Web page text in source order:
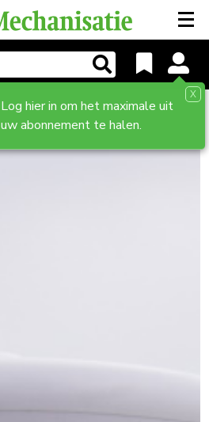
Log hier in om het maximale uit
uw abonnement te halen.
X